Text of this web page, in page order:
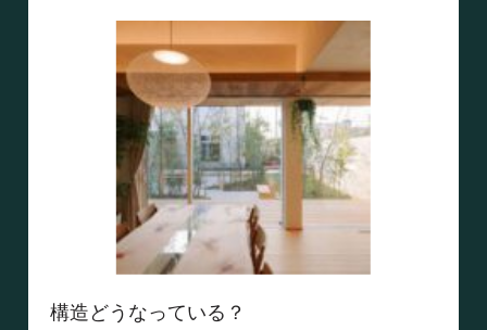
構造どうなっている？